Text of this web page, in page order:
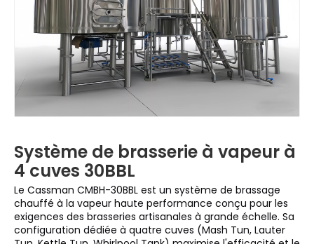
Système de brasserie à vapeur à
4 cuves 30BBL
Le Cassman CMBH-30BBL est un système de brassage
chauffé à la vapeur haute performance conçu pour les
exigences des brasseries artisanales à grande échelle. Sa
configuration dédiée à quatre cuves (Mash Tun, Lauter